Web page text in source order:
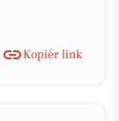
Kopiér link